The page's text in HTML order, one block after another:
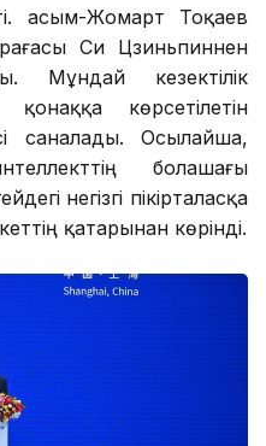
Қасым-Жомарт Тоқаев
Си Цзиньпиннен
Мұндай кезектілік
көрсетілетін
саналады. Осылайша,
болашағы
негізгі пікірталасқа
қатарынан көрінді.